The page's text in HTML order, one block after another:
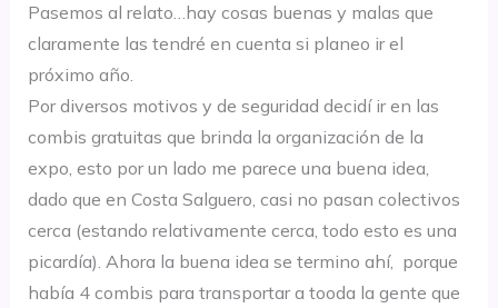
Pasemos al relato…hay cosas buenas y malas que
claramente las tendré en cuenta si planeo ir el
próximo año.
Por diversos motivos y de seguridad decidí ir en las
combis gratuitas que brinda la organización de la
expo, esto por un lado me parece una buena idea,
dado que en Costa Salguero, casi no pasan colectivos
cerca (estando relativamente cerca, todo esto es una
picardía). Ahora la buena idea se termino ahí, porque
había 4 combis para transportar a tooda la gente que